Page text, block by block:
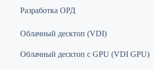
Разработка ОРД
Облачный десктоп (VDI)
Облачный десктоп с GPU (VDI GPU)